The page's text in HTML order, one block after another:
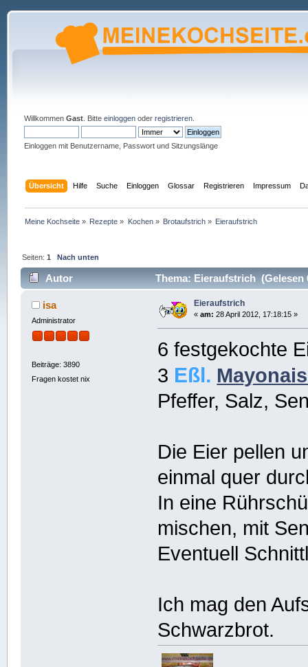
Willkommen Gast. Bitte einloggenoder registrieren.
Einloggen mit Benutzername, Passwort und Sitzungslänge
Übersicht Hilfe Suche Einloggen Glossar Registrieren Impressum
Meine Kochseite » Rezepte » Kochen» Brotaufstrich » Eieraufstrich
Seiten:1 Nach unten
Autor Thema: Eieraufstrich (Gelesen
isa
Administrator
Beiträge: 3890
Fragen kostet nix
Eieraufstrich
« am: 28 April 2012, 17:18:15 »
6 festgekochte
3 Eßl.
Pfeffer, Salz,
Die Eier pellen
einmal quer
In eine
mischen, mit
Eventuell
Ich mag den
Schwarzbrot.